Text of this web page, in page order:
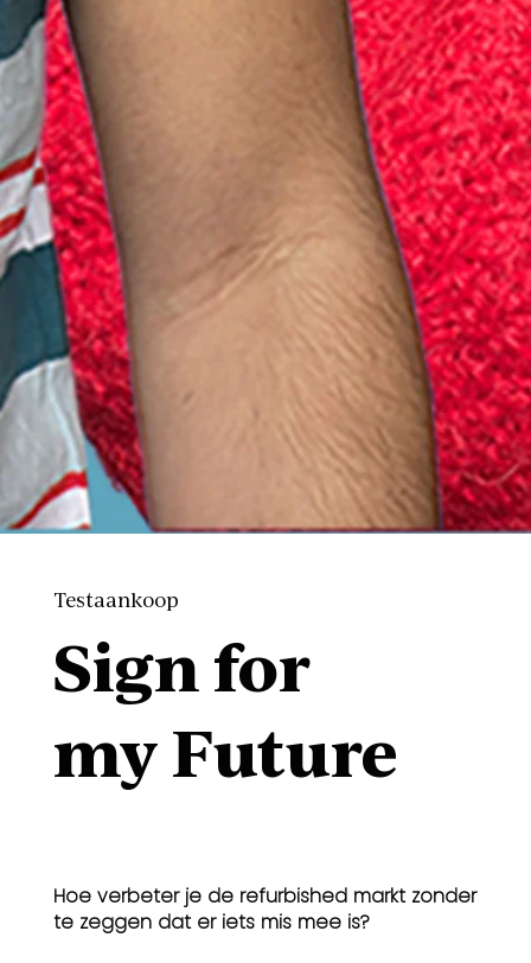
Hoe verbeter je de refurbished markt zonder
te zeggen dat er iets mis mee is?
Testaankoop
Sign for
my Future